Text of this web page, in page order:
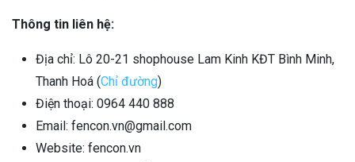
Thông tin liên hệ:
Địa chỉ: Lô 20-21 shophouse Lam Kinh KĐT Bình Minh,
Thanh Hoá (Chỉ đường)
Điện thoại: 0964 440 888
Email: fencon.vn@gmail.com
Website: fencon.vn